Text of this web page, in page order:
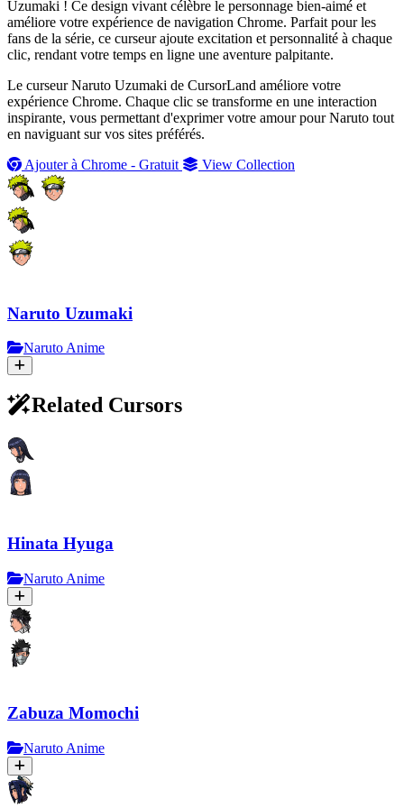
Uzumaki ! Ce design vivant célèbre le personnage bien-aimé et
améliore votre expérience de navigation Chrome. Parfait pour les
fans de la série, ce curseur ajoute excitation et personnalité à chaque
clic, rendant votre temps en ligne une aventure palpitante.
Le curseur Naruto Uzumaki de CursorLand améliore votre
expérience Chrome. Chaque clic se transforme en une interaction
inspirante, vous permettant d'exprimer votre amour pour Naruto tout
en naviguant sur vos sites préférés.
Ajouter à Chrome - Gratuit
View Collection
Naruto Uzumaki
Naruto Anime
Related Cursors
Hinata Hyuga
Naruto Anime
Zabuza Momochi
Naruto Anime